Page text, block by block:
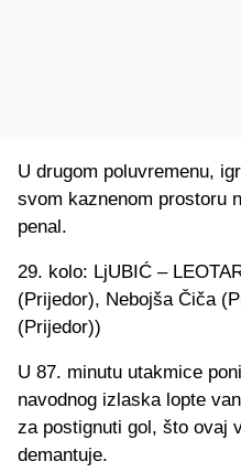
U drugom poluvremenu,
svom kaznenom prostoru
penal.
29. kolo: LjUBIĆ –
(Prijedor), Nebojša Čiča
(Prijedor))
U 87. minutu utakmice
navodnog izlaska lopte
za postignuti gol, što ovaj
demantuje.